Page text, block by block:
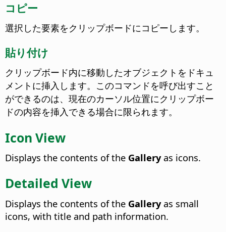
コピー
選択した要素をクリップボードにコピーします。
貼り付け
クリップボード内に移動したオブジェクトをドキュ
メントに挿入します。 このコマンドを呼び出すこと
ができるのは、現在のカーソル位置にクリップボー
ドの内容を挿入できる場合に限られます。
Icon View
Displays the contents of the Gallery as icons.
Detailed View
Displays the contents of the Gallery as small
icons, with title and path information.